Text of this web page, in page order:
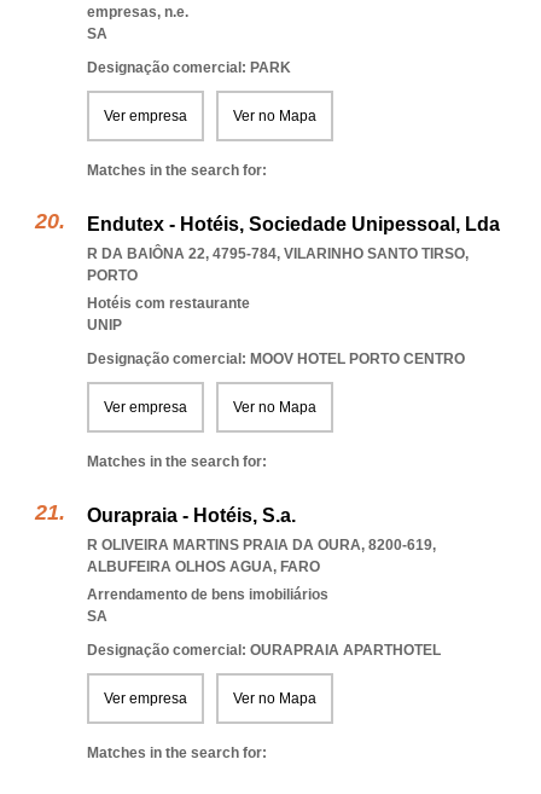
empresas, n.e.
SA
Designação comercial: PARK
Ver empresa Ver no Mapa
Matches in the search for:
Endutex - Hotéis, Sociedade Unipessoal, Lda
R DA BAIÔNA 22, 4795-784, VILARINHO SANTO TIRSO,
PORTO
Hotéis com restaurante
UNIP
Designação comercial: MOOV HOTEL PORTO CENTRO
Ver empresa Ver no Mapa
Matches in the search for:
Ourapraia - Hotéis, S.a.
R OLIVEIRA MARTINS PRAIA DA OURA, 8200-619,
ALBUFEIRA OLHOS AGUA, FARO
Arrendamento de bens imobiliários
SA
Designação comercial: OURAPRAIA APARTHOTEL
Ver empresa Ver no Mapa
Matches in the search for: